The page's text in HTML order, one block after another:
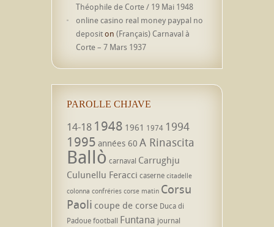
Théophile de Corte / 19 Mai 1948
online casino real money paypal no
depositon (Français) Carnaval à
Corte – 7 Mars 1937
PAROLLE CHJAVE
14-18 1948 1961 1974 1994
1995 années 60 A Rinascita
Ballò carnaval Carrughju
Culunellu Feracci caserne citadelle
colonna confréries corse matin Corsu
Paoli coupe de corse Duca di
Padouefootball Funtana journal